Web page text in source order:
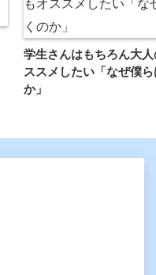
学生さんはもちろん大
ススメしたい「なぜ僕
か」